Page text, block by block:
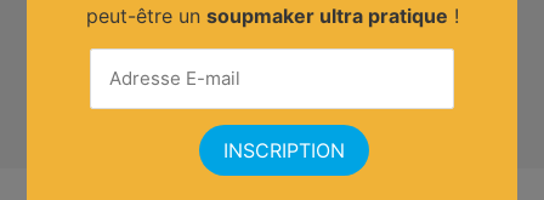
peut-être un soupmaker ultra pratique !